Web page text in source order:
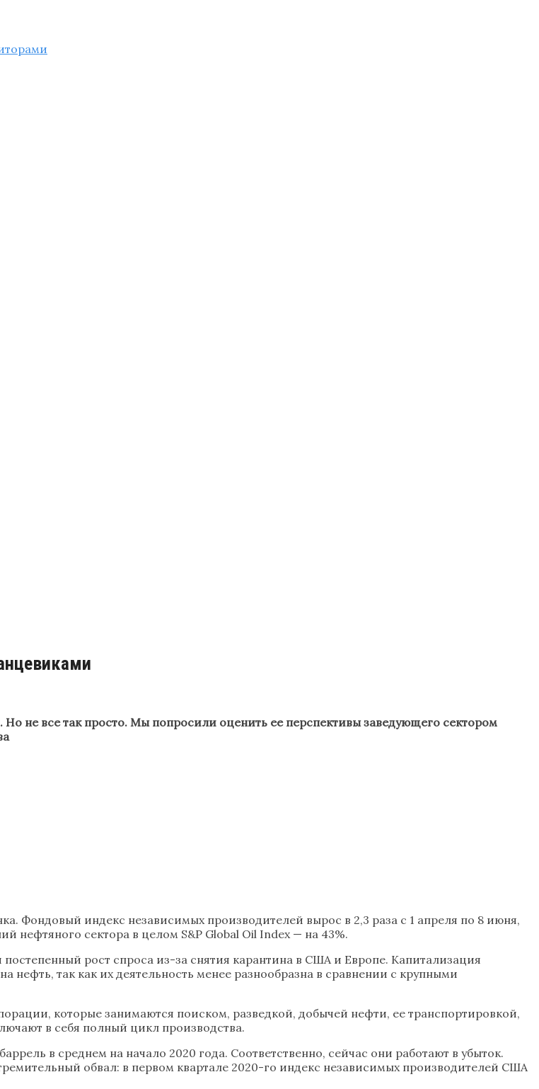
не все так просто. Мы попросили оценить ее перспективы заведующего сектором
Фондовый индекс независимых производителей вырос в 2,3 раза с 1 апреля по 8 июня,
нефтяного сектора в целом S&P Global Oil Index — на 43%.
рост спроса из-за снятия карантина в США и Европе. Капитализация
так как их деятельность менее разнообразна в сравнении с крупными
которые занимаются поиском, разведкой, добычей нефти, ее транспортировкой,
в себя полный цикл производства.
в среднем на начало 2020 года. Соответственно, сейчас они работают в убыток.
обвал: в первом квартале 2020-го индекс независимых производителей США